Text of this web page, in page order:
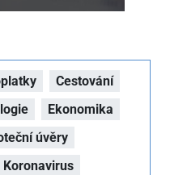
Cestování
Ekonomika
úvěry
Koronavirus